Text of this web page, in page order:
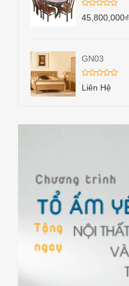
45,800,000₫
GN03
Liên Hệ